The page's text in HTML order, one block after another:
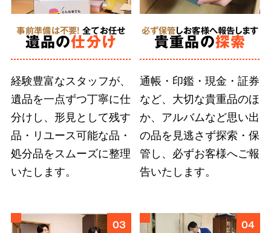
徹底した
人材育成
ご遺族の気持ちに寄り添い、どんなに小さな品
物も誠意をもって丁寧に扱うことが、ご依頼者
様に安心を届けると信じています。そのために
弊社では、スタッフ個々の遺品整理に求められ
事前準備は不要! 全てお任せ
遺品の仕分け
経験豊富なスタッフが、
遺品を一点ずつ丁寧に仕
分けし、形見として残す
品・リユース可能な品・
処分品をスムーズに整理
いたします。
必ず保管しお客様へ報告します
貴重品の探索
通帳・印鑑・現金・証券
など、大切な貴重品のほ
か、アルバムなど思い出
の品を見逃さず探索・保
管し、必ずお客様へご報
告いたします。
03 04